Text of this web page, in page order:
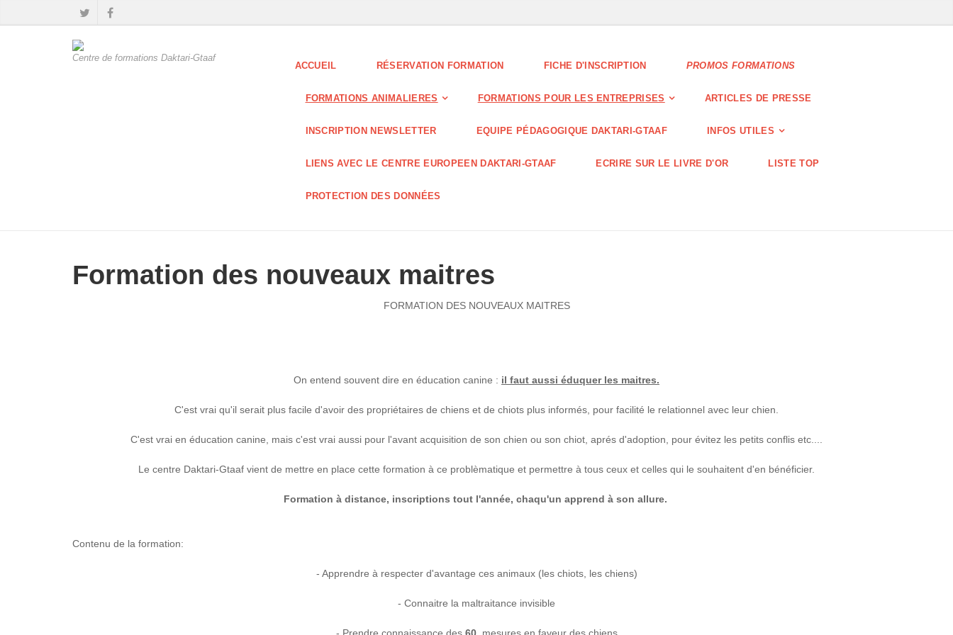
Centre de formations Daktari-Gtaaf
ACCUEIL RÉSERVATION FORMATION FICHE D'INSCRIPTION PROMOS FORMATIONS
FORMATIONS ANIMALIERES FORMATIONS POUR LES ENTREPRISES ARTICLES DE PRESSE
INSCRIPTION NEWSLETTER EQUIPE PÉDAGOGIQUE DAKTARI-GTAAF INFOS UTILES
LIENS AVEC LE CENTRE EUROPEEN DAKTARI-GTAAF ECRIRE SUR LE LIVRE D'OR LISTE TOP
PROTECTION DES DONNÉES
Formation des nouveaux maitres
FORMATION DES NOUVEAUX MAITRES
On entend souvent dire en éducation canine : il faut aussi éduquer les maitres.
C'est vrai qu'il serait plus facile d'avoir des propriétaires de chiens et de chiots plus informés, pour facilité le relationnel avec leur chien.
C'est vrai en éducation canine, mais c'est vrai aussi pour l'avant acquisition de son chien ou son chiot, aprés d'adoption, pour évitez les petits conflis etc....
Le centre Daktari-Gtaaf vient de mettre en place cette formation à ce problèmatique et permettre à tous ceux et celles qui le souhaitent d'en bénéficier.
Formation à distance, inscriptions tout l'année, chaqu'un apprend à son allure.
Contenu de la formation:
- Apprendre à respecter d'avantage ces animaux (les chiots, les chiens)
- Connaitre la maltraitance invisible